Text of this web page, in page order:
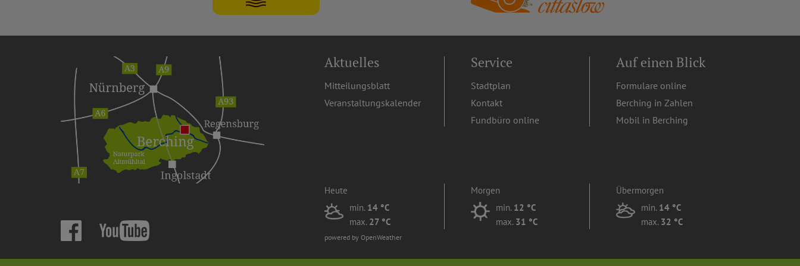
Aktuelles
Mitteilungsblatt
Veranstaltungskalender
Service
Stadtplan
Kontakt
Fundbüro online
Auf einen Blick
Formulare online
Berching in Zahlen
Mobil in Berching
Heute
min. 14 °C
max. 27 °C
Morgen
min. 12 °C
max. 31 °C
Übermorgen
min. 14 °C
max. 32 °C
powered by OpenWeather